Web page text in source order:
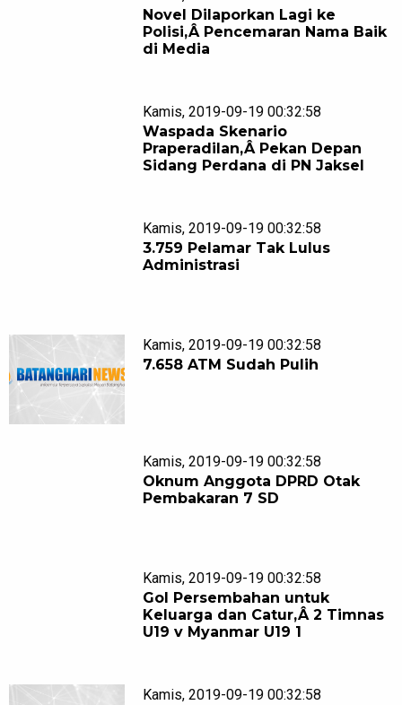
Novel Dilaporkan Lagi ke
Polisi,Â Pencemaran Nama Baik
di Media
Kamis, 2019-09-19 00:32:58
Waspada Skenario
Praperadilan,Â Pekan Depan
Sidang Perdana di PN Jaksel
Kamis, 2019-09-19 00:32:58
3.759 Pelamar Tak Lulus
Administrasi
Kamis, 2019-09-19 00:32:58
7.658 ATM Sudah Pulih
Kamis, 2019-09-19 00:32:58
Oknum Anggota DPRD Otak
Pembakaran 7 SD
Kamis, 2019-09-19 00:32:58
Gol Persembahan untuk
Keluarga dan Catur,Â 2 Timnas
U19 v Myanmar U19 1
Kamis, 2019-09-19 00:32:58